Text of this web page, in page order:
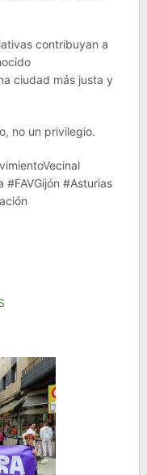
contribuyan a
ciudad más justa y
no un privilegio.
#FAVGijón #Asturias